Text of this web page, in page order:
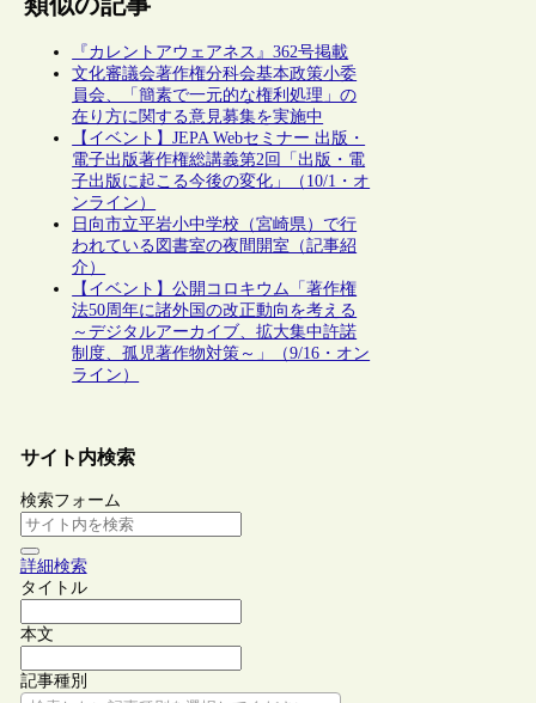
『カレントアウェアネス』362号掲載
文化審議会著作権分科会基本政策小委
員会、「簡素で一元的な権利処理」の
在り方に関する意見募集を実施中
【イベント】JEPA Webセミナー 出版・
電子出版著作権総講義第2回「出版・電
子出版に起こる今後の変化」（10/1・オ
ンライン）
日向市立平岩小中学校（宮崎県）で行
われている図書室の夜間開室（記事紹
介）
【イベント】公開コロキウム「著作権
法50周年に諸外国の改正動向を考える
～デジタルアーカイブ、拡大集中許諾
制度、孤児著作物対策～」（9/16・オン
ライン）
サイト内検索
検索フォーム
詳細検索
タイトル
本文
記事種別